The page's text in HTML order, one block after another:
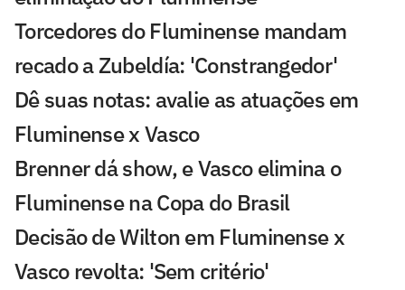
Torcedores do Fluminense mandam
recado a Zubeldía: 'Constrangedor'
Dê suas notas: avalie as atuações em
Fluminense x Vasco
Brenner dá show, e Vasco elimina o
Fluminense na Copa do Brasil
Decisão de Wilton em Fluminense x
Vasco revolta: 'Sem critério'